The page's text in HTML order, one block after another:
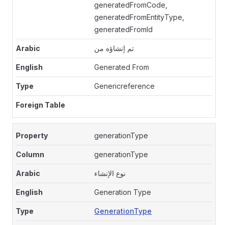
generatedFromCode,
generatedFromEntityType,
generatedFromId
تم إنشاؤه من
Generated From
Genericreference
generationType
generationType
نوع الإنشاء
Generation Type
GenerationType